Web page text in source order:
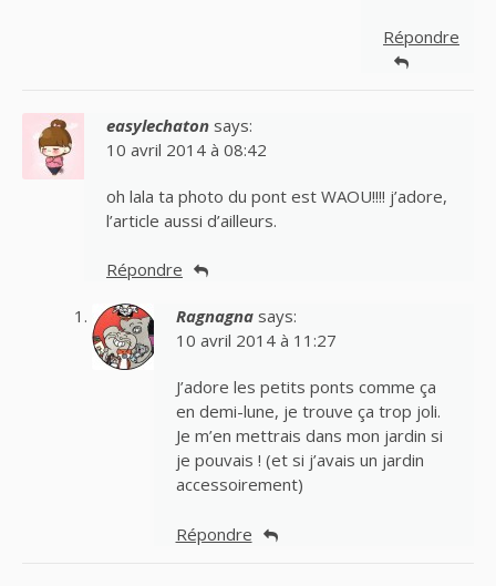
Répondre
easylechaton says:
10 avril 2014 à 08:42
oh lala ta photo du pont est WAOU!!!! j’adore,
l’article aussi d’ailleurs.
Répondre
Ragnagna says:
10 avril 2014 à 11:27
J’adore les petits ponts comme ça
en demi-lune, je trouve ça trop joli.
Je m’en mettrais dans mon jardin si
je pouvais ! (et si j’avais un jardin
accessoirement)
Répondre